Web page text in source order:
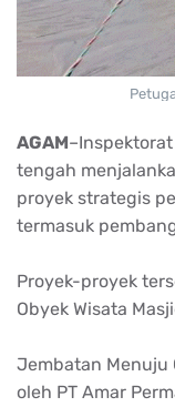
AGAM
tengah
proyek strategis
termasuk
Proyek-proyek
Obyek Wisata
Jembatan Menuju
oleh PT Amar